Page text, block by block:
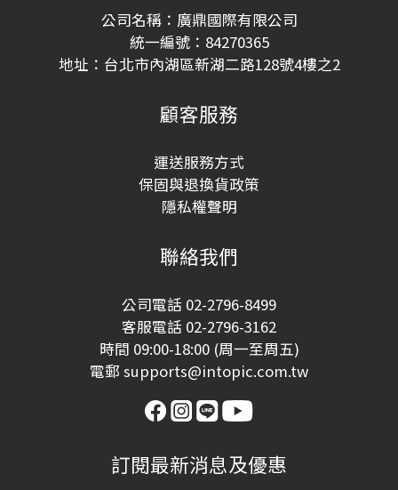
公司名稱：廣鼎國際有限公司
統一編號：84270365
地址：台北市內湖區新湖二路128號4樓之2
顧客服務
運送服務方式
保固與退換貨政策
隱私權聲明
聯絡我們
公司電話 02-2796-8499
客服電話 02-2796-3162
時間 09:00-18:00 (周一至周五)
電郵 supports@intopic.com.tw
訂閱最新消息及優惠